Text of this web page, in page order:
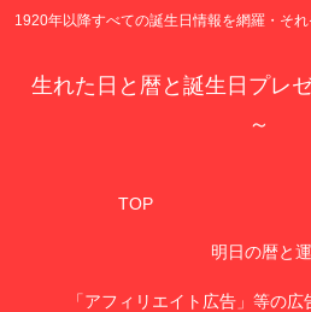
1920年以降すべての誕生日情報を網羅・そ
生れた日と暦と誕生日プレ
～
TOP
明日の暦と
「アフィリエイト広告」等の広